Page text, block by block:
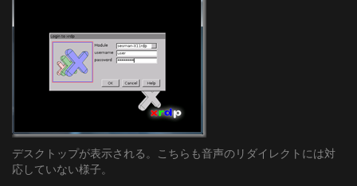
デスクトップが表示される。こちらも音声のリダイレクトには対
応していない様子。